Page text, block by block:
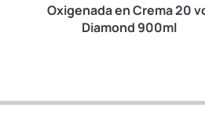
Oxigenada en Crema 20
Diamond 900ml